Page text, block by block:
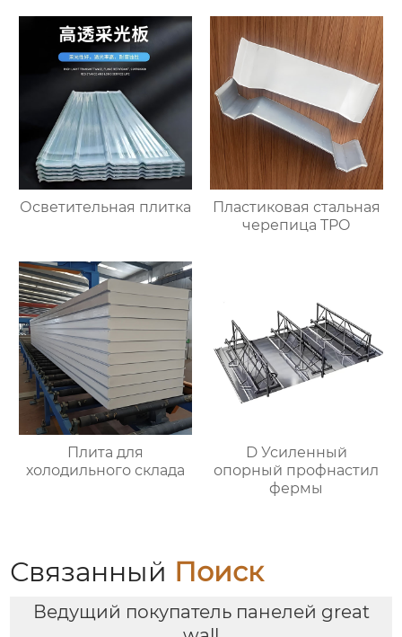
Осветительная плитка
Пластиковая стальная
черепица TPO
Плита для
холодильного склада
D Усиленный
опорный профнастил
фермы
Связанный Поиск
Ведущий покупатель панелей great